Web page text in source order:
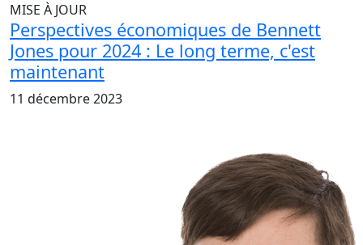
MISE À JOUR
Perspectives économiques de Bennett
Jones pour 2024 : Le long terme, c'est
maintenant
11 décembre 2023